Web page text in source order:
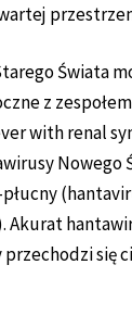
Świata
z
with renal
Nowego
płucny
Akurat
się